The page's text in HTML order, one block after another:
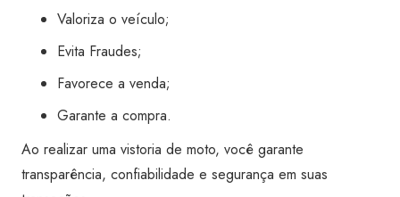
Valoriza o veículo;
Evita Fraudes;
Favorece a venda;
Garante a compra.
Ao realizar uma vistoria de moto, você garante
transparência, confiabilidade e segurança em suas